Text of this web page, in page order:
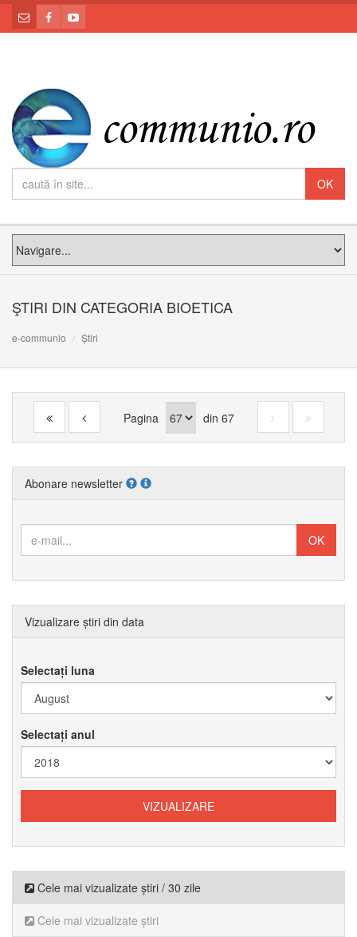
ŞTIRI DIN CATEGORIA BIOETICA
e-communio Știri
Pagina din 67
Abonare newsletter
Vizualizare știri din data
Selectați luna
Selectați anul
Cele mai vizualizate știri / 30 zile
Cele mai vizualizate știri